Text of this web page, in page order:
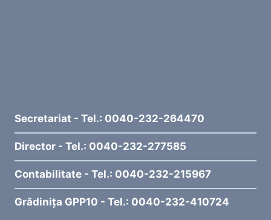
Secretariat - Tel.: 0040-232-264470
Director - Tel.: 0040-232-277585
Contabilitate - Tel.: 0040-232-215967
Grădinița GPP10 - Tel.: 0040-232-410724